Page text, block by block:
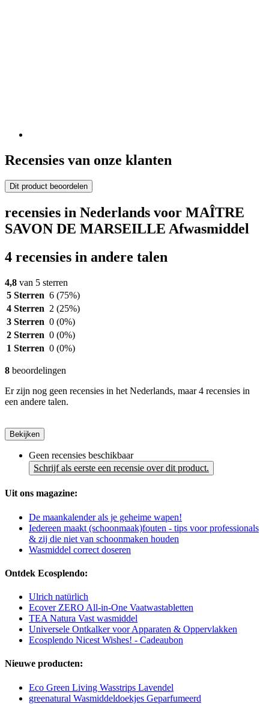
Recensies van onze klanten
Dit product beoordelen
recensies in Nederlands voor MAÎTRE
SAVON DE MARSEILLE Afwasmiddel
4 recensies in andere talen
4,8 van 5 sterren
5 Sterren 6 (75%)
4 Sterren 2 (25%)
3 Sterren 0 (0%)
2 Sterren 0 (0%)
1 Sterren 0 (0%)
8 beoordelingen
Er zijn nog geen recensies in het Nederlands, maar 4 recensies in
een andere talen.
Bekijken
Geen recensies beschikbaar
Schrijf als eerste een recensie over dit product.
Uit ons magazine:
De maankalender als je geheime wapen!
Iedereen maakt (schoonmaak)fouten - tips voor professionals
& zij die niet van schoonmaken houden
Wasmiddel correct doseren
Ontdek Ecosplendo:
Ulrich natürlich
Ecover ZERO All-in-One Vaatwastabletten
TEA Natura Vast wasmiddel
Universele Ontkalker voor Apparaten & Oppervlakken
Ecosplendo Nicest Wishes! - Cadeaubon
Nieuwe producten:
Eco Green Living Wasstrips Lavendel
greenatural Wasmiddeldoekjes Geparfumeerd